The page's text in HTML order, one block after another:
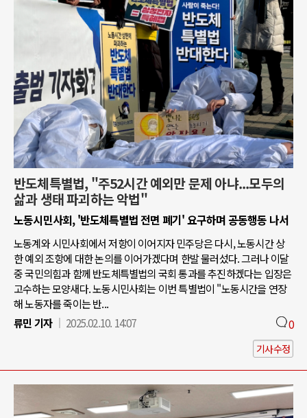
반도체특별법, "주52시간 예외만 문제 아냐...모두의
삶과 생태 파괴하는 악법"
노동시민사회, '반도체특별법 전면 폐기' 요구하며 공동행동 나서
노동계와 시민사회에서 저항이 이어지자 민주당은 다시, 노동시간 상
한 예외 조항에 대한 논의를 이어가겠다며 한발 물러섰다. 그러나 이달
중 국민의힘과 함께 반도체특별법의 국회 통과를 추진하겠다는 입장은
고수하는 모양새다. 노동시민사회는 이번 특별법이 "노동시간을 연장
해 노동자를 죽이는 반...
류민 기자
2025.02.10. 14:07 0
기사수정